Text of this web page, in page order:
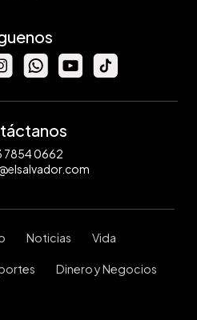
7854 0662
Noticias Vida
Dinero y Negocios